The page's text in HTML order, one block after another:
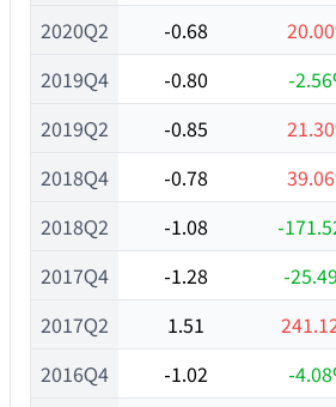
2020Q2
2019Q4
2019Q2
2018Q4
2018Q2
2017Q4
2017Q2
2016Q4
-0.68
-0.80
-
-0.85
-0.78
-1.08
-
-1.28
-
1.51
-1.02
-